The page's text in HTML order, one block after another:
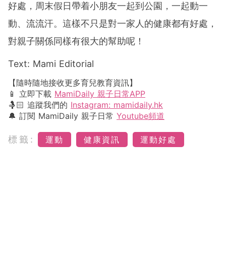
好處，周末假日帶着小朋友一起到公園，一起動一
動、流流汗。這樣不只是對一家人的健康都有好處，
對親子關係同樣有很大的幫助呢！
Text: Mami Editorial
【隨時隨地接收更多育兒教育資訊】
📱 立即下載 MamiDaily 親子日常APP
🤱🏻 追蹤我們的 Instagram: mamidaily.hk
🔔 訂閱 MamiDaily 親子日常 Youtube頻道
標籤: 運動 健康資訊 運動好處